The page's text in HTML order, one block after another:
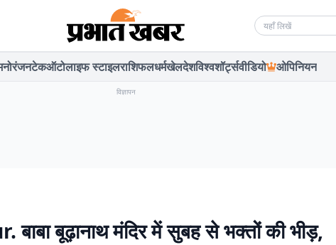
Search news
टेकऑटोलाइफ स्टाइलराशिफलधर्मखेलदेशविश्वशॉर्ट्सवीडियो ओपिनियन
विज्ञापन
बूढ़ानाथ मंदिर में सुबह से भक्तों की भीड़,